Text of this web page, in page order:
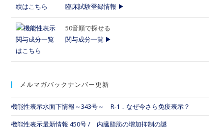
臨床試験登録情報 ▶
50音順で探せる
関与成分一覧 ▶
メルマガバックナンバー更新
機能性表示水面下情報～343号～ R-1．なぜ今さら免疫表示？
機能性表示最新情報 450号 / 内臓脂肪の増加抑制の謎